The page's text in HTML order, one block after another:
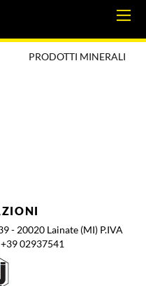
PRODOTTI MINERALI
- 20020 Lainate (MI) P.IVA
02937541